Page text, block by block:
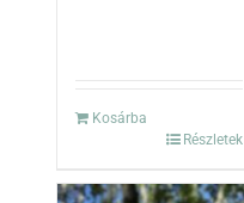
Kosárba
Részletek